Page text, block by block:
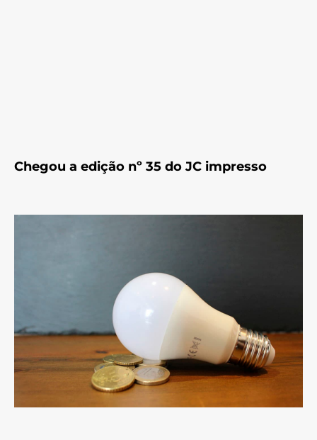
Chegou a edição nº 35 do JC impresso